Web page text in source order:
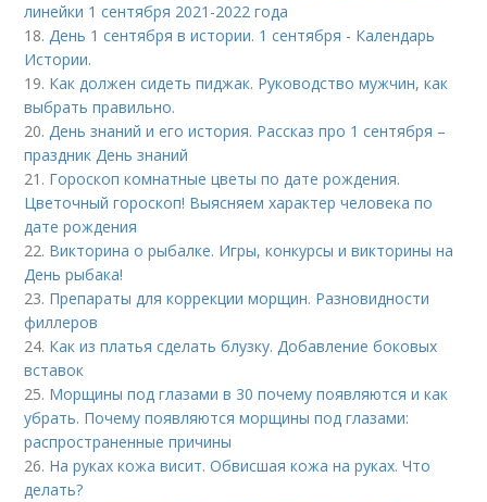
линейки 1 сентября 2021-2022 года
18.День 1 сентября в истории. 1 сентября - Календарь
Истории.
19. Как должен сидеть пиджак. Руководство мужчин, как
выбрать правильно.
20.День знаний и его история. Рассказ про 1 сентября –
праздник День знаний
21. Гороскоп комнатные цветы по дате рождения.
Цветочный гороскоп! Выясняем характер человека по
дате рождения
22. Викторина о рыбалке. Игры, конкурсы и викторины на
День рыбака!
23. Препараты для коррекции морщин. Разновидности
филлеров
24. Как из платья сделать блузку. Добавление боковых
вставок
25. Морщины под глазами в 30 почему появляются и как
убрать. Почему появляются морщины под глазами:
распространенные причины
26. На руках кожа висит. Обвисшая кожа на руках. Что
делать?